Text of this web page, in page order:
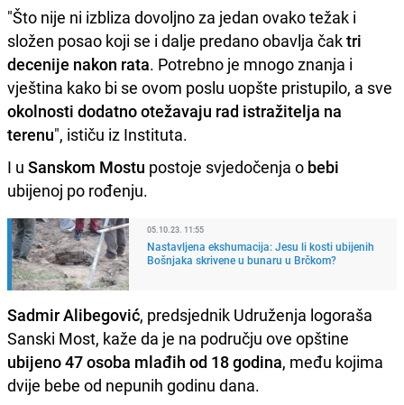
"Što nije ni izbliza dovoljno za jedan ovako težak i
složen posao koji se i dalje predano obavlja čaktri
decenije nakon rata. Potrebno je mnogo znanja i
vještina kako bi se ovom poslu uopšte pristupilo, a sve
okolnosti dodatno otežavaju rad istražitelja na
terenu", ističu iz Instituta.
I u Sanskom Mostu postoje svjedočenja o bebi
ubijenoj po rođenju.
05.10.23. 11:55
Nastavljena ekshumacija: Jesu li kosti ubijenih
Bošnjaka skrivene u bunaru u Brčkom?
Sadmir Alibegović, predsjednik Udruženja logoraša
Sanski Most, kaže da je na području ove opštine
ubijeno 47 osoba mlađih od 18 godina, među kojima
dvije bebe od nepunih godinu dana.